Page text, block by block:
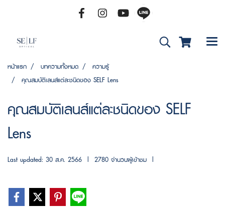
หน้าแรก บทความทั้งหมด
ความรู้
คุณสมบัติเลนส์แต่ละชนิดของ SELF Lens
คุณสมบัติเลนส์แต่ละชนิดของ SELF
Lens
Last updated: 30 ส.ค. 2566 | 2780 จำนวนผู้เข้าชม |